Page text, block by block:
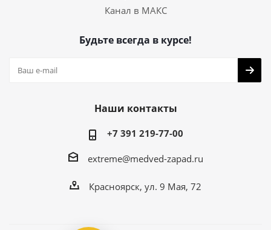
Канал в МАКС
Будьте всегда в курсе!
Наши контакты
+7 391 219-77-00
extreme@medved-zapad.ru
Красноярск, ул. 9 Мая, 72